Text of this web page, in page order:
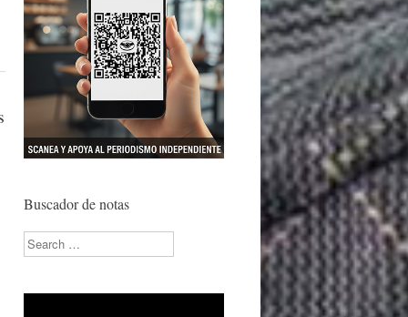
Buscador de notas
Search